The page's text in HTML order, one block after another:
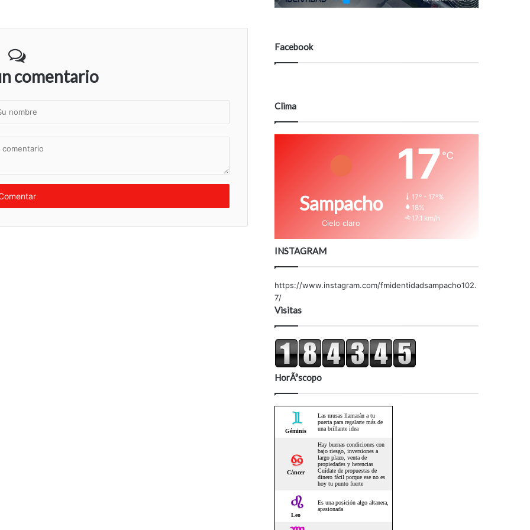
comentario
Facebook
Clima
Sampacho
Cielo claro
17℃
17º - 17º%
18%
17.1 km/h
INSTAGRAM
https://www.instagram.com/fmidentidadsampacho102.
7/
Visitas
HorÃ³scopo